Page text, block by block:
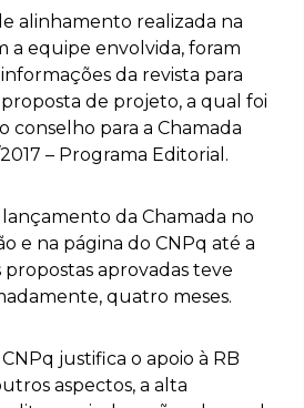
alinhamento realizada na
a equipe envolvida, foram
da revista para
de projeto, a qual foi
conselho para a Chamada
– Programa Editorial.
da Chamada no
e na página do CNPq até a
aprovadas teve
quatro meses.
justifica o apoio à RB
aspectos, a alta